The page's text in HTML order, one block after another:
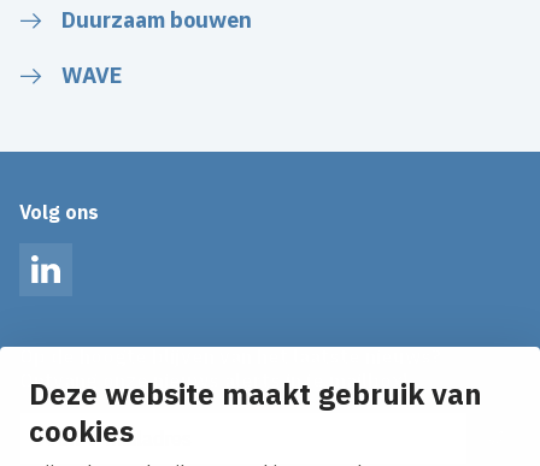
Deze website maakt gebruik van
cookies
Duurzaam bouwen
WAVE
Volg ons
LinkedIn
Ontvang onze nieuws alerts in je mailbox!
E-mailadres